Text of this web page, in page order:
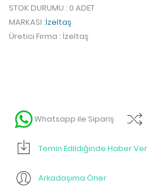
STOK DURUMU : 0 ADET
MARKASI :İzeltaş
Üretici Firma : İzeltaş
Whatsapp ile Sipariş
Temin Edildiğinde Haber Ver
Arkadaşıma Öner